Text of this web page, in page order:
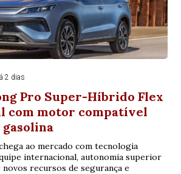
2 dias
Pro Super-Híbrido Flex
com motor compatível
ao mercado com tecnologia
internacional, autonomia superior
recursos de segurança e